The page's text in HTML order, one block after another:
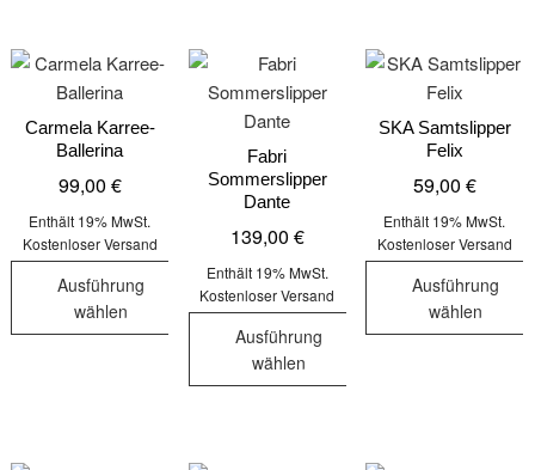
mehrere
Varianten
auf.
Die
Optionen
können
auf
Produktseite
gewählt
mehrere
Varianten
auf.
Die
Optionen
können
auf
der
Produktseite
gewählt
werden
Varianten
auf.
Die
Optionen
können
auf
der
gewählt
werden
Carmela Karree-
Ballerina
99,00 €
Enthält 19% MwSt.
Kostenloser Versand
Ausführung
wählen
Fabri
Sommerslipper
Dante
139,00 €
Enthält 19% MwSt.
Kostenloser Versand
Ausführung
wählen
SKA Samtslipper
Felix
59,00 €
Enthält 19% MwSt.
Kostenloser Versand
Ausführung
wählen